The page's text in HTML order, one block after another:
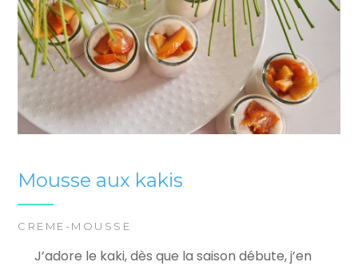
Mousse aux kakis
CREME-MOUSSE
J’adore le kaki, dès que la saison débute, j’en